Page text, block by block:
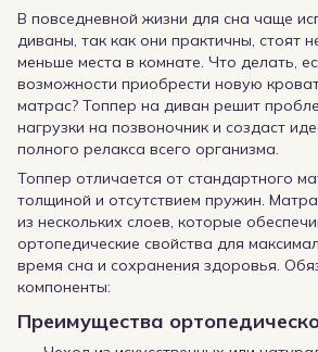
В повседневной жизни для сна чаще
диваны, так как они практичны, стоят
меньше места в комнате. Что делать,
возможности приобрести новую
матрас? Топпер на диван решит
нагрузки на позвоночник и создаст
полного релакса всего организма.
Топпер отличается от стандартного
толщиной и отсутствием пружин.
из нескольких слоев, которые
ортопедические свойства для
время сна и сохранения здоровья.
компоненты:
Преимущества